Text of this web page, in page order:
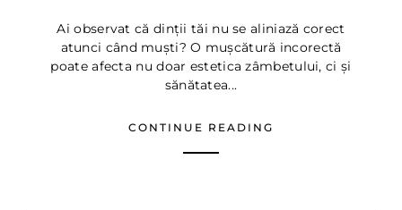
Ai observat că dinții tăi nu se aliniază corect
atunci când muști? O mușcătură incorectă
poate afecta nu doar estetica zâmbetului, ci și
sănătatea...
CONTINUE READING